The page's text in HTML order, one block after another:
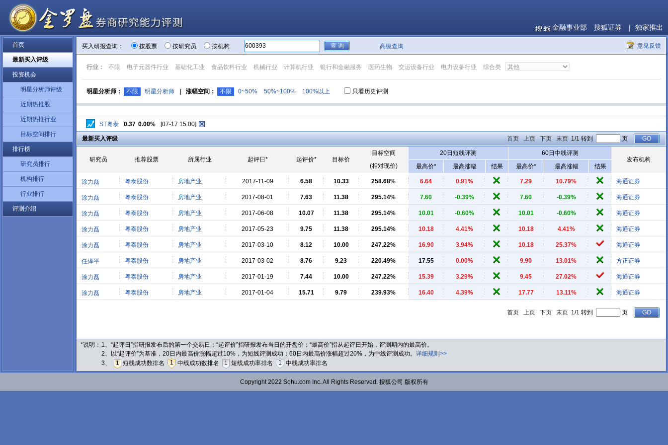
金融事业部 搜狐证券 独家推出
首页
最新买入评级
投资机会
明星分析师评级
近期热推股
近期热推行业
目标空间排行
排行榜
研究员排行
机构排行
行业排行
评测介绍
买入研报查询： 按股票 按研究员 按机构 高级查询 意见反馈
行业： 不限 电子元器件行业 基础化工业 食品饮料行业 机械行业 计算机行业 银行和金融服务 医药生物 交运设备行业 电力设备行业 综合类
明星分析师： 不限 明星分析师 涨幅空间： 不限 0~50% 50%~100% 100%以上 只看历史评测
ST粤泰 0.37 0.00% [07-17 15:00]
首页 上页 下页 末页 1/1 转到 页
最新买入评级
研究员 推荐股票 所属行业 起评日* 起评价* 目标价
目标空间
(相对现价)
20日短线评测
60日中线评测
发布机构
最高价*
最高涨幅 结果 最高价* 最高涨幅 结果
涂力磊 粤泰股份 房地产业 2017-11-09 6.58 10.33 258.68% 6.64 0.91% 7.29 10.79% 海通证券
涂力磊 粤泰股份 房地产业 2017-08-01 7.63 11.38 295.14% 7.60 -0.39% 7.60 -0.39% 海通证券
涂力磊 粤泰股份 房地产业 2017-06-08 10.07 11.38 295.14% 10.01 -0.60% 10.01 -0.60% 海通证券
涂力磊 粤泰股份 房地产业 2017-05-23 9.75 11.38 295.14% 10.18 4.41% 10.18 4.41% 海通证券
涂力磊 粤泰股份 房地产业 2017-03-10 8.12 10.00 247.22% 16.90 3.94% 10.18 25.37% 海通证券
任泽平 粤泰股份 房地产业 2017-03-02 8.76 9.23 220.49% 17.55 0.00% 9.90 13.01% 方正证券
涂力磊 粤泰股份 房地产业 2017-01-19 7.44 10.00 247.22% 15.39 3.29% 9.45 27.02% 海通证券
涂力磊 粤泰股份 房地产业 2017-01-04 15.71 9.79 239.93% 16.40 4.39% 17.77 13.11% 海通证券
首页 上页 下页 末页 1/1 转到 页
*说明： 1、“起评日”指研报发布后的第一个交易日；“起评价”指研报发布当日的开盘价；“最高价”指从起评日开始，评测期内的最高价。
2、以“起评价”为基准，20日内最高价涨幅超过10%，为短线评测成功；60日内最高价涨幅超过20%，为中线评测成功。 详细规则>>
3、
1 短线成功数排名 1 中线成功数排名 1 短线成功率排名 1 中线成功率排名
Copyright 2022 Sohu.com Inc. All Rights Reserved. 搜狐公司 版权所有